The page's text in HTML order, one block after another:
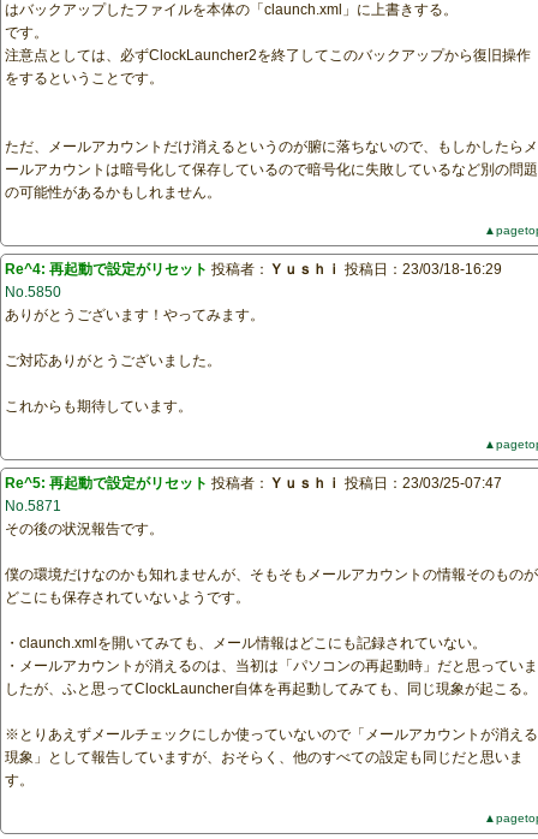
はバックアップしたファイルを本体の「claunch.xml」に上書きする。
です。
注意点としては、必ずClockLauncher2を終了してこのバックアップから復旧操作
をするということです。
ただ、メールアカウントだけ消えるというのが腑に落ちないので、もしかしたらメ
ールアカウントは暗号化して保存しているので暗号化に失敗しているなど別の問題
の可能性があるかもしれません。
Re^4: 再起動で設定がリセット 投稿者： Ｙｕｓｈｉ 投稿日：23/03/18-16:29
No.5850
ありがとうございます！やってみます。
ご対応ありがとうございました。
これからも期待しています。
Re^5: 再起動で設定がリセット 投稿者： Ｙｕｓｈｉ 投稿日：23/03/25-07:47
No.5871
その後の状況報告です。
僕の環境だけなのかも知れませんが、そもそもメールアカウントの情報そのものが
どこにも保存されていないようです。
・claunch.xmlを開いてみても、メール情報はどこにも記録されていない。
・メールアカウントが消えるのは、当初は「パソコンの再起動時」だと思っていま
したが、ふと思ってClockLauncher自体を再起動してみても、同じ現象が起こる。
※とりあえずメールチェックにしか使っていないので「メールアカウントが消える
現象」として報告していますが、おそらく、他のすべての設定も同じだと思いま
す。